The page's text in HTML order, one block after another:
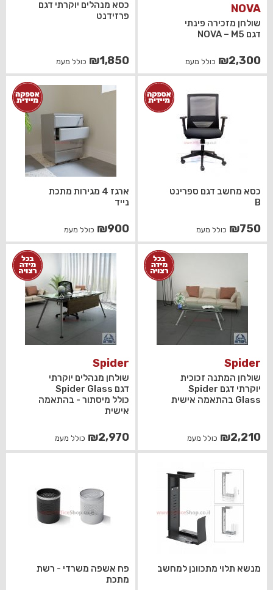
NOVA
שולחן מזכירה פינתי
דגם NOVA – M5
₪2,300 כולל מעמ
כסא מנהלים יוקרתי דגם
פרזידנט
₪1,850 כולל מעמ
כסא מחשב דגם ספרינט
B
₪750 כולל מעמ
ארגז 4 מגירות מתכת
נייד
₪900 כולל מעמ
Spider
שולחן המתנה זכוכית
יוקרתי דגם Spider
Glass בהתאמה אישית
₪2,210 כולל מעמ
Spider
שולחן מנהלים יוקרתי
דגם Spider Glass
כולל מיסתור - בהתאמה
אישית
₪2,970 כולל מעמ
מנשא תלוי מתכוונן למחשב
פח אשפה משרדי - רשת
מתכת